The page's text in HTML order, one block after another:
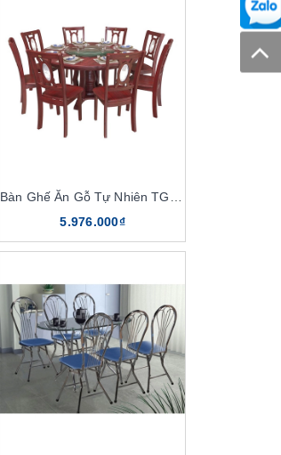
5.976.000₫